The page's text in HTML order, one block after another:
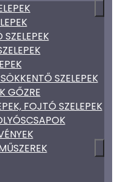
SZELEPEK
GŐZRE
FOJTÓ SZELEPEK